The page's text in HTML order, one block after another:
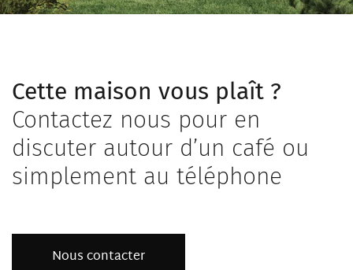
Cette maison vous plaît ?
Contactez nous pour en
discuter autour d’un café ou
simplement au téléphone
Nous contacter